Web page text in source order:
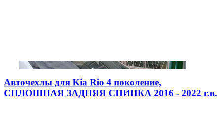
Авточехлы для Kia Rio 4 поколение,
СПЛОШНАЯ ЗАДНЯЯ СПИНКА 2016 - 2022 г.в.